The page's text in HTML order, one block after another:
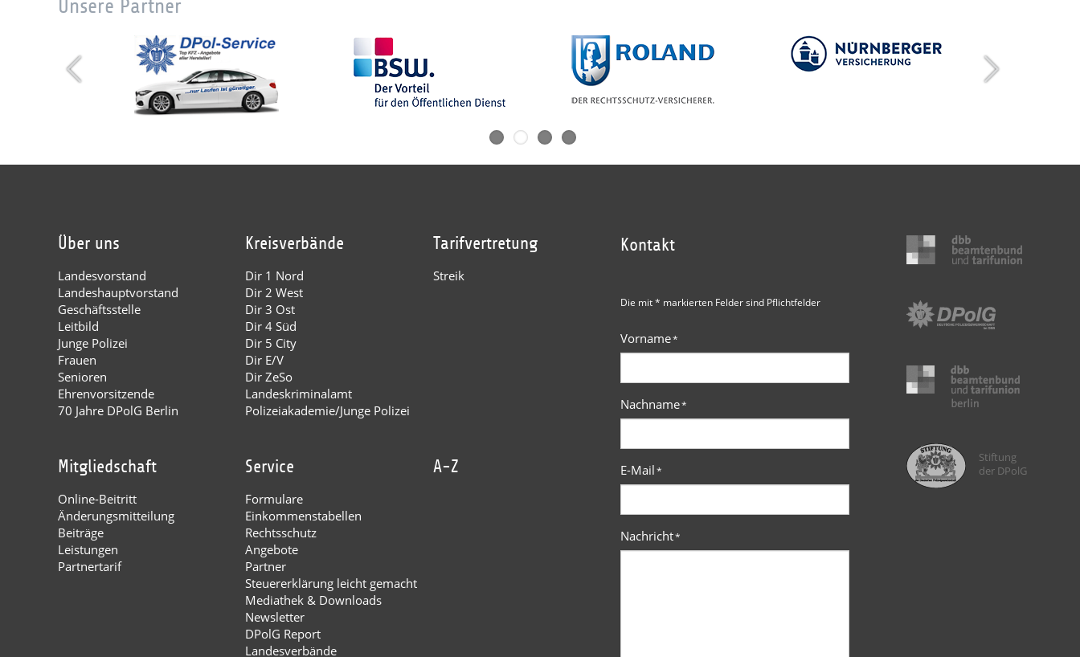
Unsere Partner
Über uns
Landesvorstand
Landeshauptvorstand
Geschäftsstelle
Leitbild
Junge Polizei
Frauen
Senioren
Ehrenvorsitzende
70 Jahre DPolG Berlin
Kreisverbände
Dir 1 Nord
Dir 2 West
Dir 3 Ost
Dir 4 Süd
Dir 5 City
Dir E/V
Dir ZeSo
Landeskriminalamt
Polizeiakademie/Junge Polizei
Tarifvertretung
Streik
Mitgliedschaft
Online-Beitritt
Änderungsmitteilung
Beiträge
Leistungen
Partnertarif
Service
Formulare
Einkommenstabellen
Rechtsschutz
Angebote
Partner
Steuererklärung leicht gemacht
Mediathek & Downloads
Newsletter
DPolG Report
Landesverbände
A-Z
Kontakt
Die mit * markierten Felder sind Pflichtfelder
Vorname*
Nachname*
E-Mail*
Nachricht*
Stiftung
der DPolG